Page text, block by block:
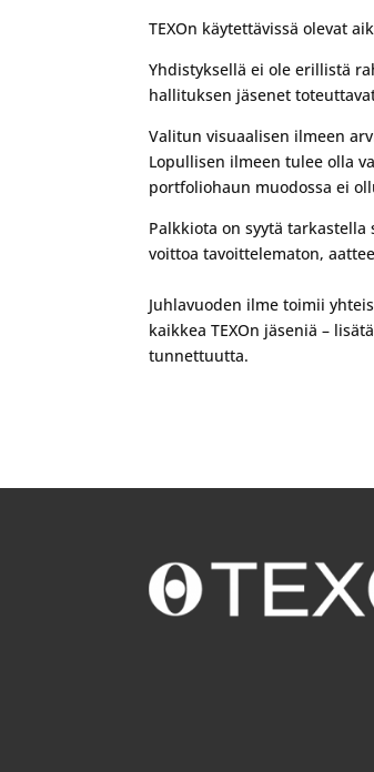
TEXOn käytettävissä olevat
Yhdistyksellä ei ole erillistä
hallituksen jäsenet
Valitun visuaalisen ilmeen
Lopullisen ilmeen tulee olla
portfoliohaun muodossa ei
Palkkiota on syytä
voittoa tavoittelematon,
Juhlavuoden ilme toimii
kaikkea TEXOn jäseniä –
tunnettuutta.